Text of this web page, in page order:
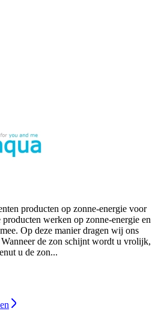
producten op zonne-energie voor
werken op zonne-energie en
Op deze manier dragen wij ons
de zon schijnt wordt u vrolijk,
u de zon...